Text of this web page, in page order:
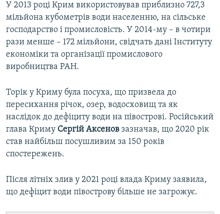
У 2013 році Крим використовував приблизно 727,3
мільйона кубометрів води населенню, на сільське
господарство і промисловість. У 2014-му – в чотири
рази менше – 172 мільйони, свідчать дані Інституту
економіки та організації промислового
виробництва РАН.
Торік у Криму була посуха, що призвела до
пересихання річок, озер, водосховищ та як
наслідок до дефіциту води на півострові. Російський
глава Криму Сергій Аксенов зазначав, що 2020 рік
став найбільш посушливим за 150 років
спостережень.
Після літніх злив у 2021 році влада Криму заявила,
що дефіцит води півострову більше не загрожує.